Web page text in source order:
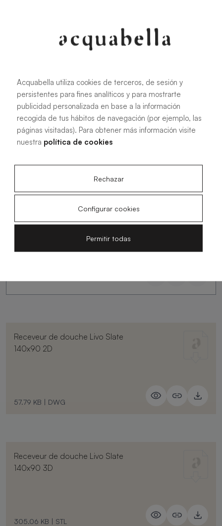
PDF
Manuel d'installation des receveurs
de douche Akron®
4.15 MB|PDF
Receveur de douche Livo Slate
140x90 2D
57.79 KB | DWG
Receveur de douche Livo Slate
140x90 3D
305.06 KB | STL
Acquabella utiliza cookies de terceros, de sesión y
persistentes para fines analíticos y para mostrarte
publicidad personalizada en base a la información
recogida de tus hábitos de navegación (por ejemplo, las
páginas visitadas). Para obtener más información visite
nuestra política de cookies
Rechazar
Configurar cookies
Permitir todas